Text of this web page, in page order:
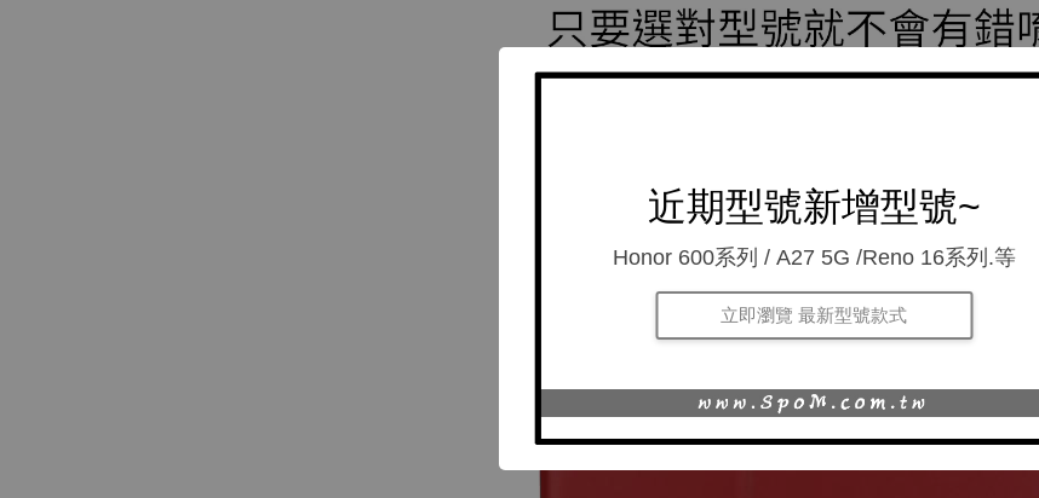
近期型號新增型號~
Honor 600系列 / A27 5G /Reno 16系列.等
立即瀏覽 最新型號款式